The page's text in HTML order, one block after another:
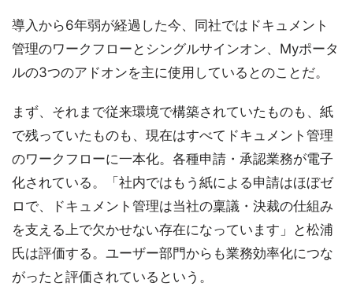
導入から6年弱が経過した今、同社ではドキュメント
管理のワークフローとシングルサインオン、Myポータ
ルの3つのアドオンを主に使用しているとのことだ。
まず、それまで従来環境で構築されていたものも、紙
で残っていたものも、現在はすべてドキュメント管理
のワークフローに一本化。各種申請・承認業務が電子
化されている。「社内ではもう紙による申請はほぼゼ
ロで、ドキュメント管理は当社の稟議・決裁の仕組み
を支える上で欠かせない存在になっています」と松浦
氏は評価する。ユーザー部門からも業務効率化につな
がったと評価されているという。